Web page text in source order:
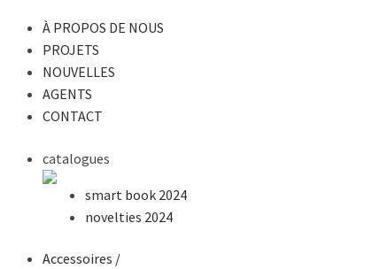
À PROPOS DE NOUS
PROJETS
NOUVELLES
AGENTS
CONTACT
catalogues
smart book 2024
novelties 2024
Accessoires /